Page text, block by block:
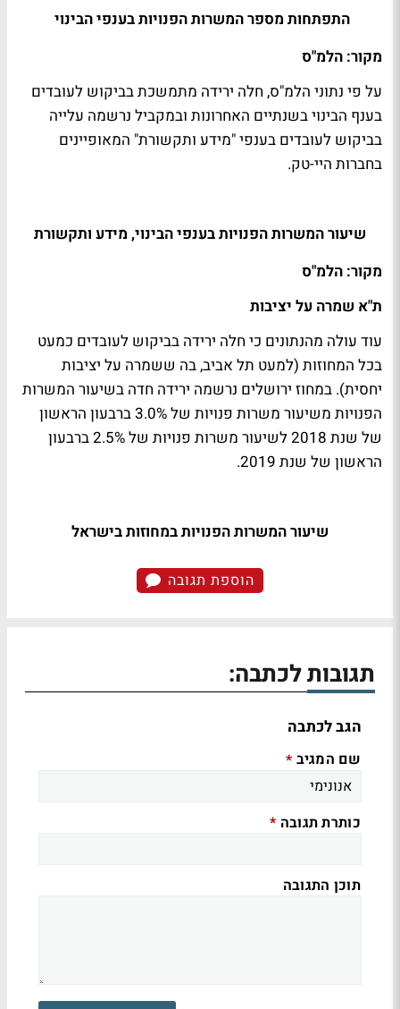
התפתחות מספר המשרות הפנויות בענפי הבינוי
מקור: הלמ"ס
על פי נתוני הלמ"ס, חלה ירידה מתמשכת בביקוש לעובדים
בענף הבינוי בשנתיים האחרונות ובמקביל נרשמה עלייה
בביקוש לעובדים בענפי "מידע ותקשורת" המאופיינים
בחברות היי-טק.
שיעור המשרות הפנויות בענפי הבינוי, מידע ותקשורת
מקור: הלמ"ס
ת"א שמרה על יציבות
עוד עולה מהנתונים כי חלה ירידה בביקוש לעובדים כמעט
בכל המחוזות (למעט תל אביב, בה ששמרה על יציבות
יחסית). במחוז ירושלים נרשמה ירידה חדה בשיעור המשרות
הפנויות משיעור משרות פנויות של 3.0% ברבעון הראשון
של שנת 2018 לשיעור משרות פנויות של 2.5% ברבעון
הראשון של שנת 2019.
שיעור המשרות הפנויות במחוזות בישראל
הוספת תגובה
תגובות לכתבה:
הגב לכתבה
שם המגיב *
כותרת תגובה *
תוכן התגובה